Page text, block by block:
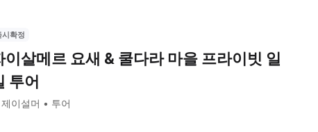
시확정
이살메르 요새 & 쿨다라 마을 프라이빗 일
투어
제이설머 투어